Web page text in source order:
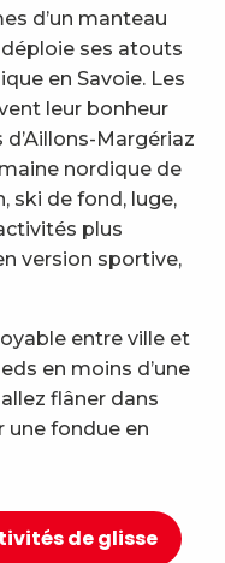
pleine
patrimoine
d’un manteau
ses atouts
en Savoie. Les
leur bonheur
Margériaz
nordique de
ski de fond, luge,
plus
version sportive,
entre ville et
en moins d’une
flâner dans
une fondue en
de glisse